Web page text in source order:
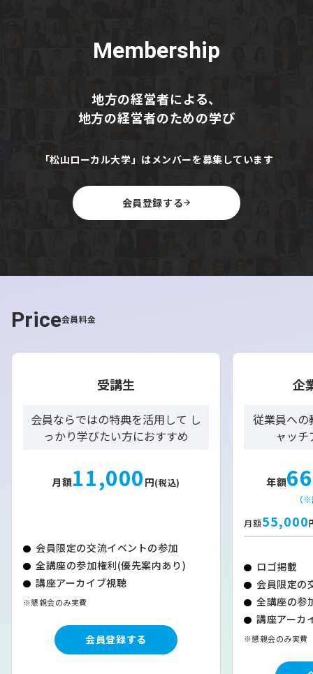
Membership
地方の経営者による、
地方の経営者のための学び
「松山ローカル大学」はメンバーを募集しています
会員登録する
Price会員料金
受講生
会員ならではの特典を活用して し
っかり学びたい方におすすめ
月額11,000 円(税込)
会員限定の交流イベントの参加
全講座の参加権利(優先案内あり)
講座アーカイブ視聴
※懇親会のみ実費
会員登録する
企
従業員への
ャッ
年額
（
月額55,000
ロゴ掲載
会員限定の
全講座の参
講座アーカ
※懇親会のみ実費